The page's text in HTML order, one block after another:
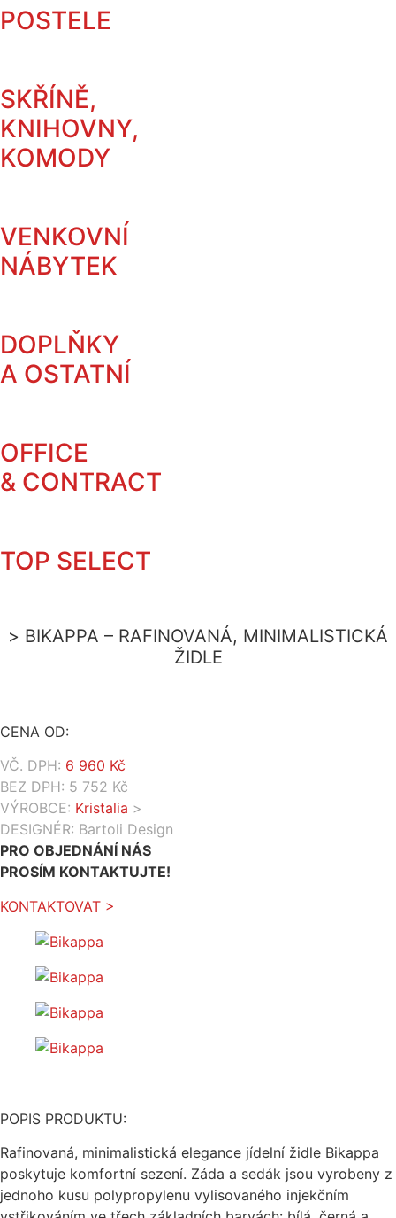
POSTELE
SKŘÍNĚ,
KNIHOVNY,
KOMODY
VENKOVNÍ
NÁBYTEK
DOPLŇKY
A OSTATNÍ
OFFICE
& CONTRACT
TOP SELECT
BIKAPPA – RAFINOVANÁ, MINIMALISTICKÁ
ŽIDLE
CENA OD:
VČ. DPH: 6 960 Kč
BEZ DPH: 5 752 Kč
VÝROBCE: Kristalia >
DESIGNÉR: Bartoli Design
PRO OBJEDNÁNÍ NÁS
PROSÍM KONTAKTUJTE!
KONTAKTOVAT >
POPIS PRODUKTU:
Rafinovaná, minimalistická elegance jídelní židle Bikappa
poskytuje komfortní sezení. Záda a sedák jsou vyrobeny z
jednoho kusu polypropylenu vylisovaného injekčním